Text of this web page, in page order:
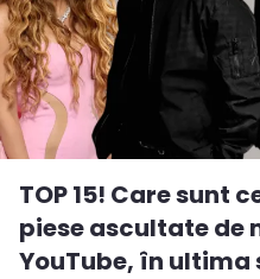
TOP 15! Care sunt
piese ascultate de
YouTube, în ultima